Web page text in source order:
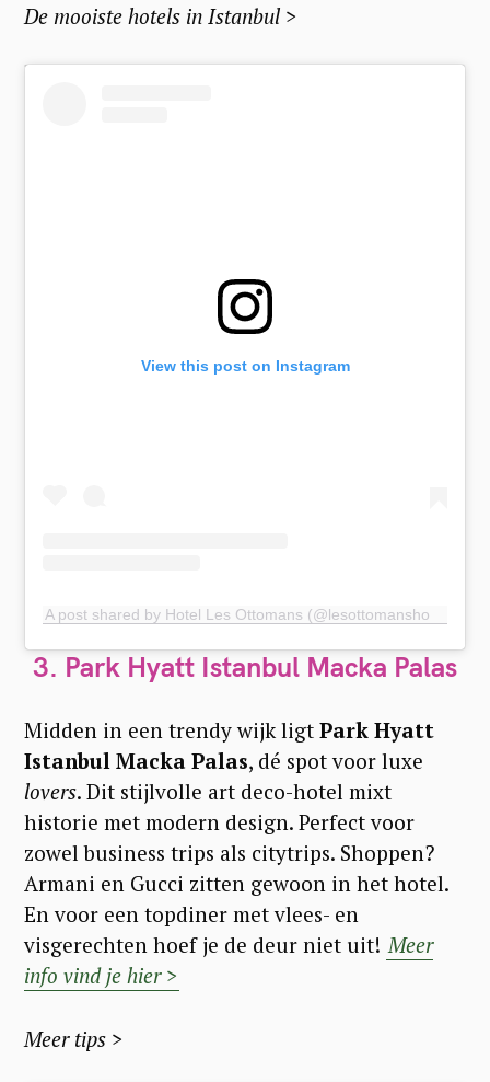
De mooiste hotels in Istanbul >
View this post on Instagram
3. Park Hyatt Istanbul Macka Palas
Midden in een trendy wijk ligt Park Hyatt
Istanbul Macka Palas, dé spot voor luxe
lovers. Dit stijlvolle art deco-hotel mixt
historie met modern design. Perfect voor
zowel business trips als citytrips. Shoppen?
Armani en Gucci zitten gewoon in het hotel.
En voor een topdiner met vlees- en
visgerechten hoef je de deur niet uit! Meer
info vind je hier >
Meer tips >